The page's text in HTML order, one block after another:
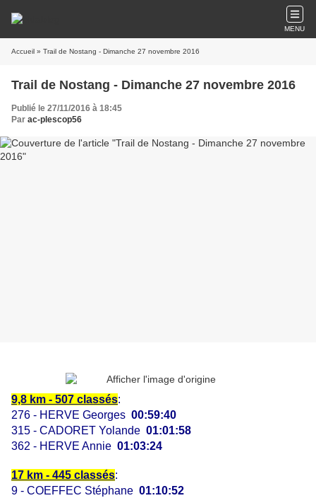
MENU
Accueil » Trail de Nostang - Dimanche 27 novembre 2016
Trail de Nostang - Dimanche 27 novembre 2016
Publié le 27/11/2016 à 18:45
Par ac-plescop56
9,8 km - 507 classés:
276 - HERVE Georges 00:59:40
315 - CADORET Yolande 01:01:58
362 - HERVE Annie 01:03:24
17 km - 445 classés:
9 - COEFFEC Stéphane 01:10:52